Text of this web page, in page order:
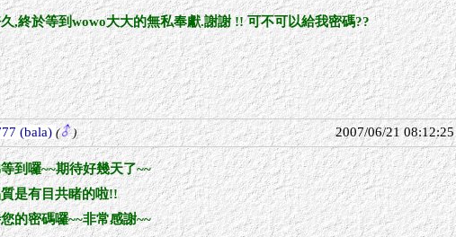
,終於等到wowo大大的無私奉獻.謝謝 !! 可不可以給我密碼??
(bala) ( ) 2007/06/21 08:12:25
到囉~~期待好幾天了~~
是有目共睹的啦!!
的密碼囉~~非常感謝~~